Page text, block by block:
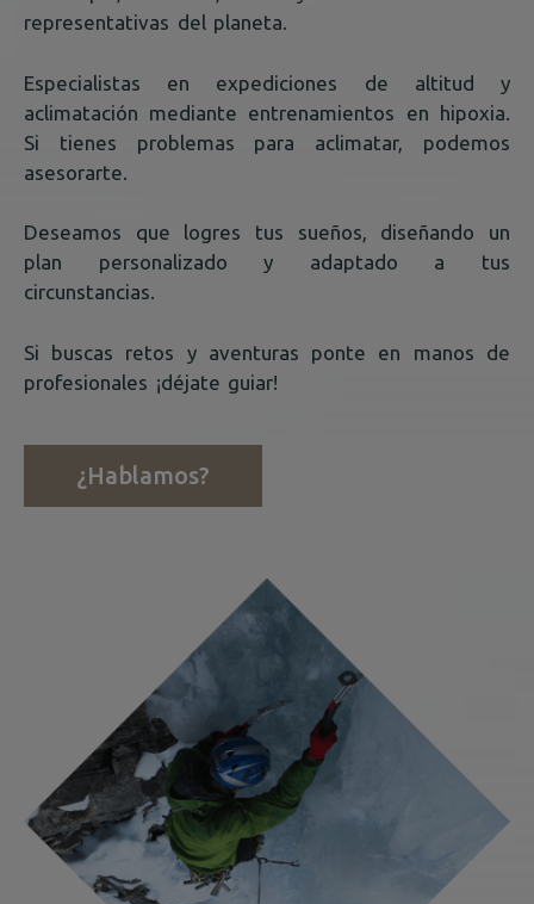
representativas del planeta.
Especialistas en expediciones de altitud y
aclimatación mediante entrenamientos en hipoxia.
Si tienes problemas para aclimatar, podemos
asesorarte.
Deseamos que logres tus sueños, diseñando un
plan personalizado y adaptado a tus
circunstancias.
Si buscas retos y aventuras ponte en manos de
profesionales ¡déjate guiar!
¿Hablamos?